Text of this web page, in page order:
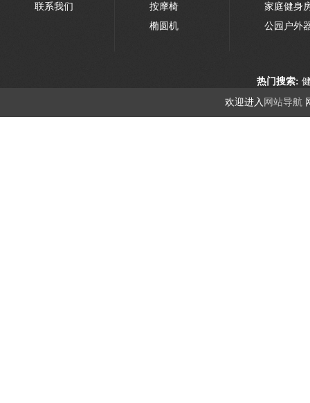
联系我们
按摩椅
椭圆机
家庭健身
公园户外
热门搜索:
欢迎进入 网站导航